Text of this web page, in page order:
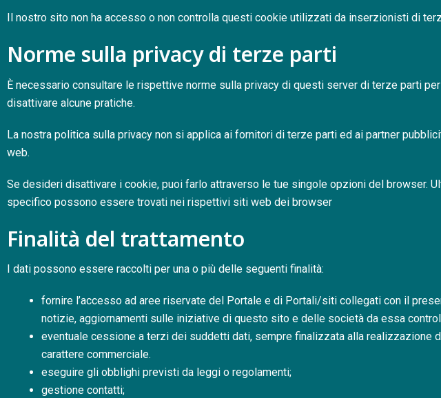
Il nostro sito non ha accesso o non controlla questi cookie utilizzati da inserzionisti di
Norme sulla privacy di terze parti
È necessario consultare le rispettive norme sulla privacy di questi server di terze parti
disattivare alcune pratiche.
La nostra politica sulla privacy non si applica ai fornitori di terze parti ed ai partner
web.
Se desideri disattivare i cookie, puoi farlo attraverso le tue singole opzioni del browser.
specifico possono essere trovati nei rispettivi siti web dei browser
Finalità del trattamento
I dati possono essere raccolti per una o più delle seguenti finalità:
fornire l’accesso ad aree riservate del Portale e di Portali/siti collegati con il
notizie, aggiornamenti sulle iniziative di questo sito e delle società da essa
eventuale cessione a terzi dei suddetti dati, sempre finalizzata alla realizzazione
carattere commerciale.
eseguire gli obblighi previsti da leggi o regolamenti;
gestione contatti;